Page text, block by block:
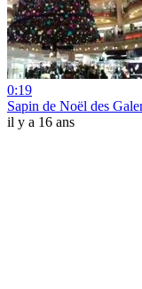
0:19
Sapin de Noël des
il y a 16 ans